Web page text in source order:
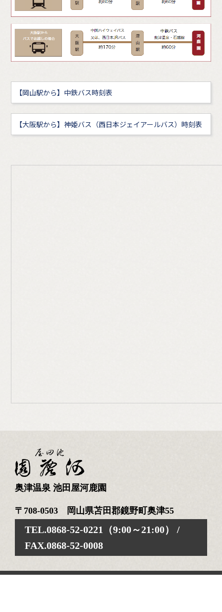
【岡山駅から】中鉄バス時刻表
【大阪駅から】神姫バス（西日本ジェイアールバス）時刻表
奥津温泉 池田屋河鹿園
〒708-0503 岡山県苫田郡鏡野町奥津55
TEL.0868-52-0221（9:00～21:00） /
FAX.0868-52-0008